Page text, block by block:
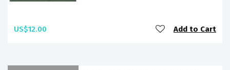
US$12.00 Add to Cart